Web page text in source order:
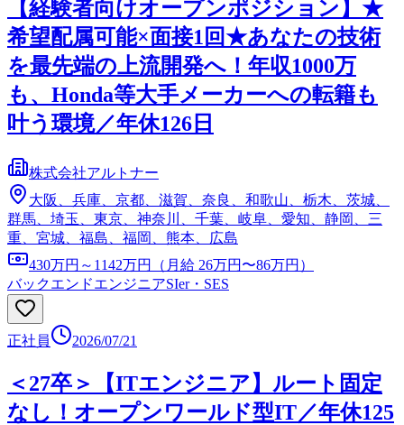
【経験者向けオープンポジション】★
希望配属可能×面接1回★あなたの技術
を最先端の上流開発へ！年収1000万
も、Honda等大手メーカーへの転籍も
叶う環境／年休126日
株式会社アルトナー
大阪、兵庫、京都、滋賀、奈良、和歌山、栃木、茨城、
群馬、埼玉、東京、神奈川、千葉、岐阜、愛知、静岡、三
重、宮城、福島、福岡、熊本、広島
430万円～1142万円（月給 26万円〜86万円）
バックエンドエンジニアSIer・SES
正社員 2026/07/21
＜27卒＞【ITエンジニア】ルート固定
なし！オープンワールド型IT／年休125